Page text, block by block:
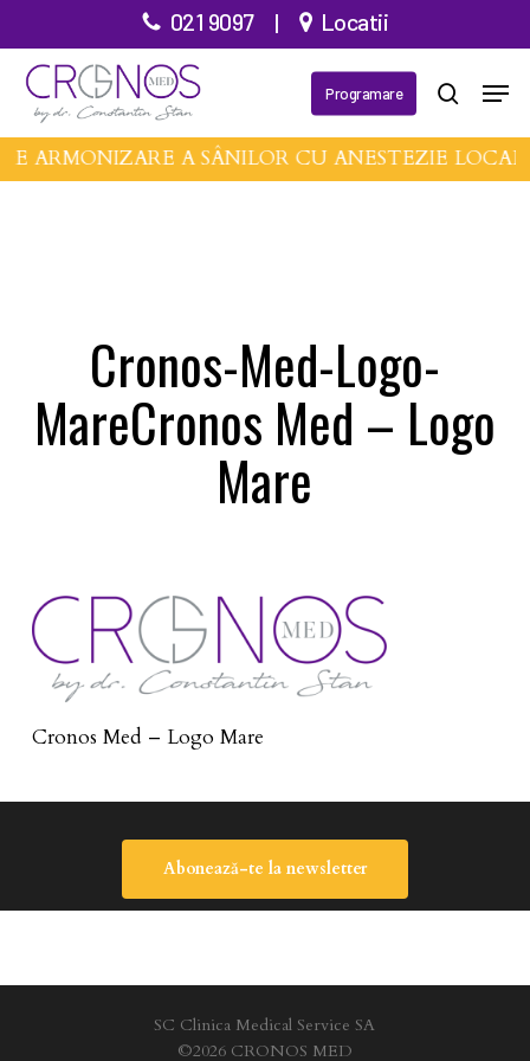
la
conținutul
principal
021 9097| Locatii
Programare căutare
ARMONIZARE A SÂNILOR CU ANESTEZIE
Cronos-Med-Logo-
MareCronos Med – Logo
Mare
Cronos Med – Logo Mare
Abonează-te la newsletter
SC Clinica Medical Service SA
©2026 CRONOS MED